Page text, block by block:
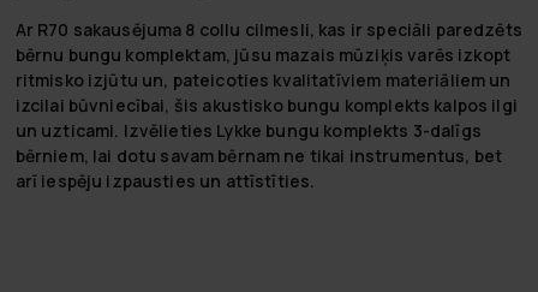
Ar R70 sakausējuma 8 collu cilmesli, kas ir speciāli paredzēts
bērnu bungu komplektam, jūsu mazais mūziķis varēs izkopt
ritmisko izjūtu un, pateicoties kvalitatīviem materiāliem un
izcilai būvniecībai, šis akustisko bungu komplekts kalpos ilgi
un uzticami. Izvēlieties Lykke bungu komplekts 3-dalīgs
bērniem, lai dotu savam bērnam ne tikai instrumentus, bet
arī iespēju izpausties un attīstīties.